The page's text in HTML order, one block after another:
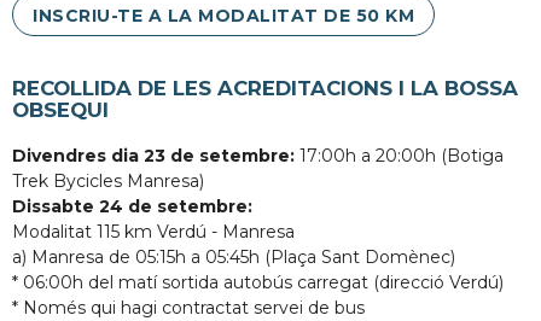
INSCRIU-TE A LA MODALITAT DE 50 KM
RECOLLIDA DE LES ACREDITACIONS I LA BOSSA
OBSEQUI
Divendres dia 23 de setembre: 17:00h a 20:00h (Botiga
Trek Bycicles Manresa)
Dissabte 24 de setembre:
Modalitat 115 km Verdú - Manresa
a) Manresa de 05:15h a 05:45h (Plaça Sant Domènec)
* 06:00h del matí sortida autobús carregat (direcció Verdú)
* Només qui hagi contractat servei de bus